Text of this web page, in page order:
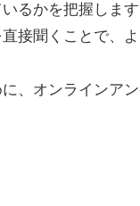
るかを把握します
接聞くことで、
、オンラインア